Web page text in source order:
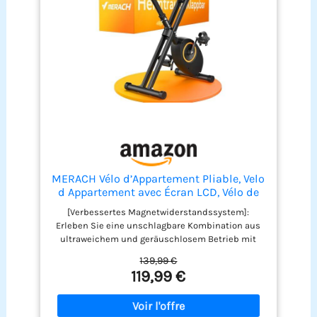
MERACH Vélo d’Appartement Pliable, Velo
d Appartement avec Écran LCD, Vélo de
Fitness Magnétique à Domicile avec
Coussin Confortable, Gain de Place, Pour
l’Entraînement Cardio, Capacité Max
136KG
[Verbessertes Magnetwiderstandssystem]:
Erleben Sie eine unschlagbare Kombination aus
ultraweichem und geräuschlosem Betrieb mit
Stufen des Magnetwiderstands verfügt. Passen
Sie die Intensität Ihres Trainings mühelos an,
sodass Sie sich ohne Unterbrechungen auf Ihre
Fitnessreise konzentrieren können.
139,99 €
119,99 €